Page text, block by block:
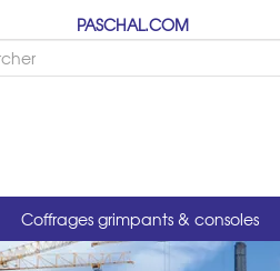
PASCHAL.COM
Coffrages grimpants & consoles